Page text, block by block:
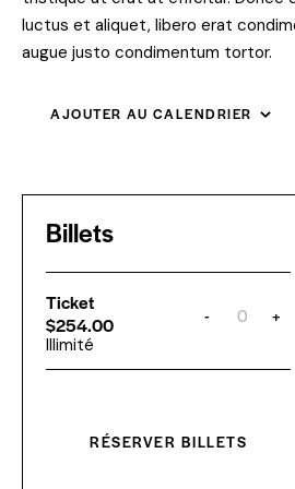
luctus et aliquet, libero erat
augue justo condimentum tortor.
AJOUTER AU CALENDRIER
Billets
Ticket
$254.00
Illimité
- Q
n
é
+
RÉSERVER BILLETS